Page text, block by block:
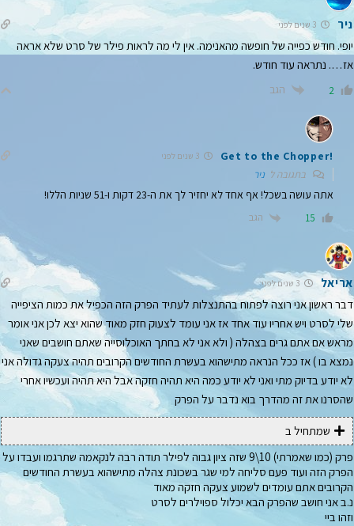
ניר 3 שנים לפני
יופי. חודש כפייה של חופשה מהאנימה. אין לי מה לראות פילר של סרט שלא אראה
אז…. נתראה עוד חודש.
2 הגב
!Get to the Chopper 3 שנים לפני
בתגובה לניר
אתה עושה בשכל! אף אחד לא יחזיר לך את ה-23 דקות ו-51 שניות הללו!
15 הגב
אריאל 3 שנים לפני
דבר ראשון אני רוצה לפתוח בהתנצלות לעתיד הפרק הזה הכפיל את כמות הציפייה
שלי לסרט ויש אחריו עוד אחד אז אני עומד לצעוק חזק מאוד שהוא יצא לכן אני אומר
מראש אם אתם גרים בצהלה ( ולא אני לא בחתך האוכלוסייה שאתם חושבים שאני
נמצא בו ) אז ככל הנראה מתישהוא בעשרת החודשים הקרובים תהיה צעקה גדולה אני
לא יודע בדיוק מתי ואני לא יודע כמה היא תהיה חזקה אבל היא תהיה ועכשיו אחרי
שהסרנו את זה מהדרך בוא נדבר על הפרק
שמתחיל ב
פרק (כמו שאמרתי) 10\9 שזה ציון גבוה לפילר תודה רבה לנקאמה שתרגמו ועבדו על
הפרק הזה ועוד פעם סליחה למי שגר בשכונת צהלה מתישהוא בעשרת החודשים
הקרובים אתם עומדים לשמוע צעקה חזקה מאוד
נ.ב אני חושב שהפרק הבא יכלול ספוילרים לסרט
וזהו ביי